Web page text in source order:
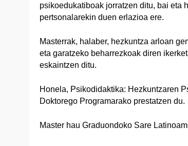
psikoedukatiboak jorratzen ditu, bai eta
pertsonalarekin duen erlazioa ere.
Masterrak, halaber, hezkuntza arloan
eta garatzeko beharrezkoak diren
eskaintzen ditu.
Honela, Psikodidaktika: Hezkuntzaren
Doktorego Programarako prestatzen du.
Master hau Graduondoko Sare